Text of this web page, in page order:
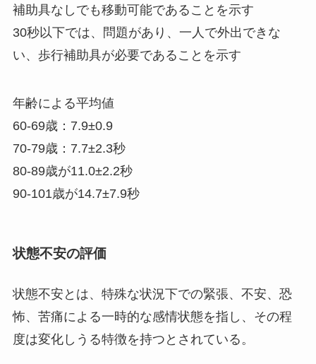
補助具なしでも移動可能であることを示す
30秒以下では、問題があり、一人で外出できな
い、歩行補助具が必要であることを示す
年齢による平均値
60-69歳：7.9±0.9
70-79歳：7.7±2.3秒
80-89歳が11.0±2.2秒
90-101歳が14.7±7.9秒
状態不安の評価
状態不安とは、特殊な状況下での緊張、不安、恐
怖、苦痛による一時的な感情状態を指し、その程
度は変化しうる特徴を持つとされている。